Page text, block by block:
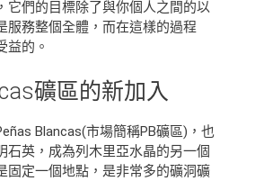
它們的目標除了與你個人之間的以
服務整個全體，而在這樣的過程
益的。
礦區的新加入
Blancas(市場簡稱PB礦區)，也
石英，成為列木里亞水晶的另一個
固定一個地點，是非常多的礦洞礦